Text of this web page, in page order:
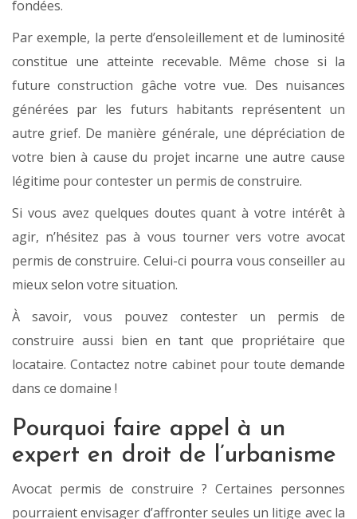
fondées.
Par exemple, la perte d’ensoleillement et de luminosité
constitue une atteinte recevable. Même chose si la
future construction gâche votre vue. Des nuisances
générées par les futurs habitants représentent un
autre grief. De manière générale, une dépréciation de
votre bien à cause du projet incarne une autre cause
légitime pour contester un permis de construire.
Si vous avez quelques doutes quant à votre intérêt à
agir, n’hésitez pas à vous tourner vers votre avocat
permis de construire. Celui-ci pourra vous conseiller au
mieux selon votre situation.
À savoir, vous pouvez contester un permis de
construire aussi bien en tant que propriétaire que
locataire. Contactez notre cabinet pour toute demande
dans ce domaine !
Pourquoi faire appel à un
expert en droit de l’urbanisme
Avocat permis de construire ? Certaines personnes
pourraient envisager d’affronter seules un litige avec la